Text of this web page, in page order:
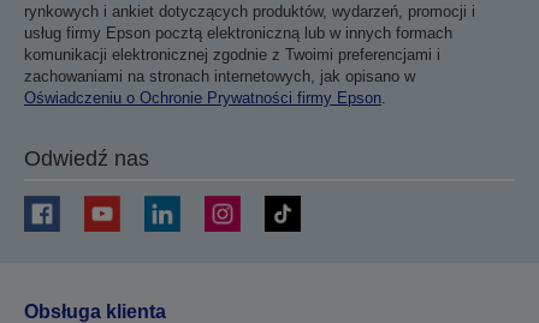
rynkowych i ankiet dotyczących produktów, wydarzeń, promocji i
usług firmy Epson pocztą elektroniczną lub w innych formach
komunikacji elektronicznej zgodnie z Twoimi preferencjami i
zachowaniami na stronach internetowych, jak opisano w
Oświadczeniu o Ochronie Prywatności firmy Epson.
Odwiedź nas
Obsługa klienta